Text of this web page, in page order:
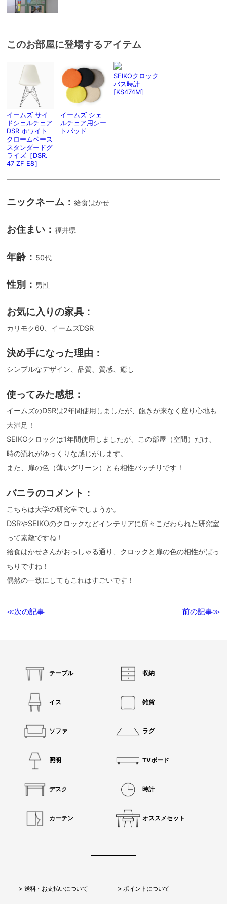
このお部屋に登場するアイテム
イームズ サイ
ドシェルチェア
DSR ホワイト
クロームベース
スタンダードグ
ライズ［DSR.
47 ZF E8］
イームズ シェ
ルチェア用シー
トパッド
SEIKOクロック
バス時計
[KS474M]
ニックネーム：給食はかせ
お住まい：福井県
年齢： 50代
性別： 男性
お気に入りの家具：
カリモク60、イームズDSR
決め手になった理由：
シンプルなデザイン、品質、質感、癒し
使ってみた感想：
イームズのDSRは2年間使用しましたが、飽きが来なく座り心地も
大満足！
SEIKOクロックは1年間使用しましたが、この部屋（空間）だけ、
時の流れがゆっくりな感じがします。
また、扉の色（薄いグリーン）とも相性バッチリです！
バニラのコメント：
こちらは大学の研究室でしょうか。
DSRやSEIKOのクロックなどインテリアに所々こだわられた研究室
って素敵ですね！
給食はかせさんがおっしゃる通り、クロックと扉の色の相性がばっ
ちりですね！
偶然の一致にしてもこれはすごいです！
≪次の記事 前の記事≫
テーブル 収納
イス 雑貨
ソファ ラグ
照明 TVボード
デスク 時計
カーテン オススメセット
送料・お支払いについて ポイントについて